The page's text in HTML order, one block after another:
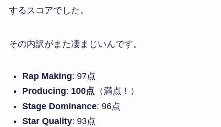
するスコアでした。
その内訳がまた凄まじいんです。
Rap Making: 97点
Producing: 100点 （満点！）
Stage Dominance: 96点
Star Quality: 93点